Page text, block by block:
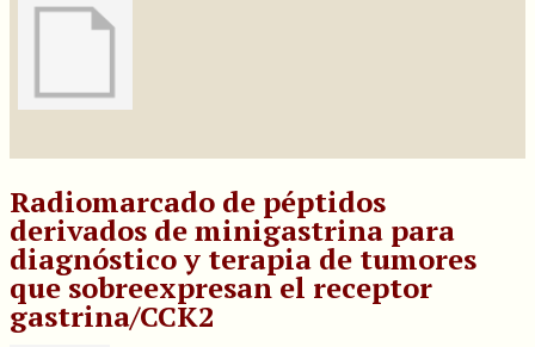
Radiomarcado de péptidos
derivados de minigastrina para
diagnóstico y terapia de tumores
que sobreexpresan el receptor
gastrina/CCK2